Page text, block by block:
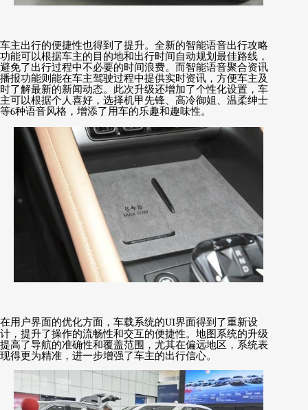
车主出行的便捷性也得到了提升。全新的智能语音出行攻略
功能可以根据车主的目的地和出行时间自动规划最佳路线，
避免了出行过程中不必要的时间浪费。而智能语音聚合资讯
播报功能则能在车主驾驶过程中提供实时资讯，方便车主及
时了解最新的新闻动态。此次升级还增加了个性化设置，车
主可以根据个人喜好，选择机甲先锋、高冷御姐、温柔绅士
等6种语音风格，增添了用车的乐趣和趣味性。
在用户界面的优化方面，车载系统的UI界面得到了重新设
计，提升了操作的流畅性和交互的便捷性。地图系统的升级
提高了导航的准确性和覆盖范围，尤其在偏远地区，系统表
现得更为精准，进一步增强了车主的出行信心。